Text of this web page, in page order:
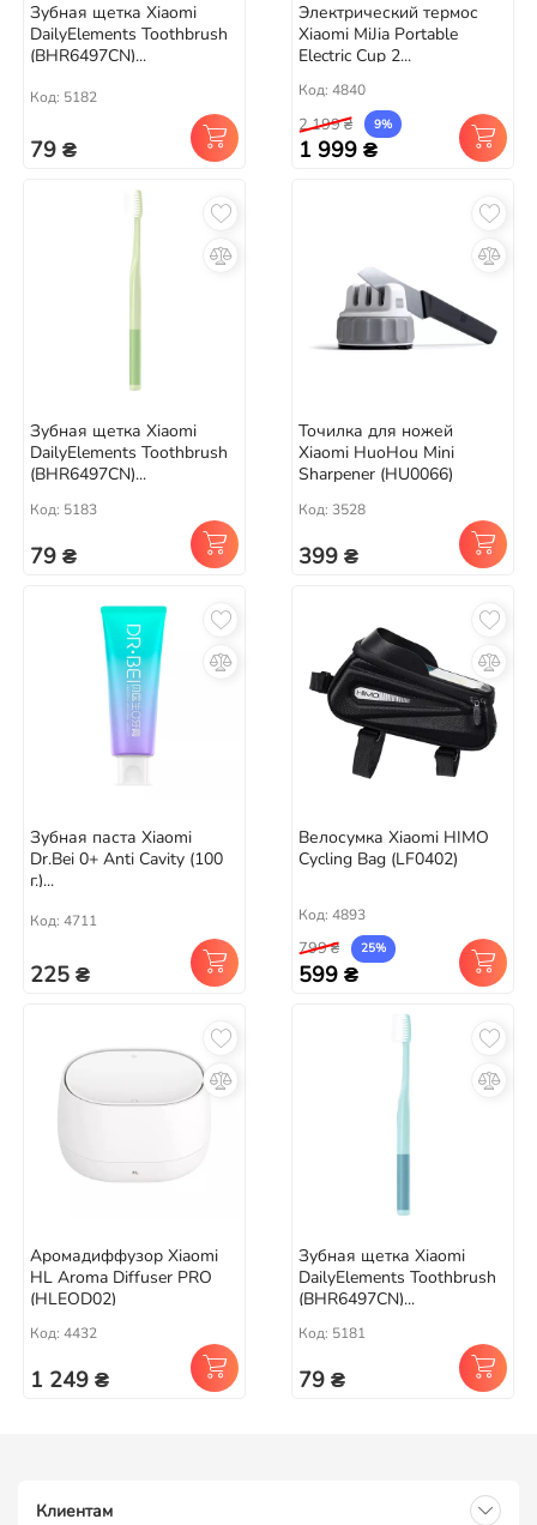
Зубная щетка Xiaomi
DailyElements Toothbrush
(BHR6497CN)...
Код: 5182
79 ₴
Электрический термос
Xiaomi MiJia Portable
Electric Cup 2...
Код: 4840
2 199 ₴ 9%
1 999 ₴
Зубная щетка Xiaomi
DailyElements Toothbrush
(BHR6497CN)...
Код: 5183
79 ₴
Точилка для ножей
Xiaomi HuoHou Mini
Sharpener (HU0066)
Код: 3528
399 ₴
Зубная паста Xiaomi
Dr.Bei 0+ Anti Cavity (100
г.)...
Код: 4711
225 ₴
Велосумка Xiaomi HIMO
Cycling Bag (LF0402)
Код: 4893
799 ₴ 25%
599 ₴
Аромадиффузор Xiaomi
HL Aroma Diffuser PRO
(HLEOD02)
Код: 4432
1 249 ₴
Зубная щетка Xiaomi
DailyElements Toothbrush
(BHR6497CN)...
Код: 5181
79 ₴
Клиентам